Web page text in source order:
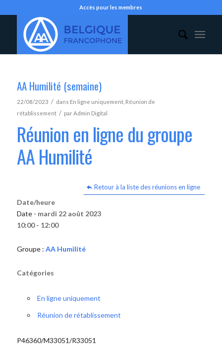
Accès pour les membres
AA Humilité (semaine)
22/08/2023 / dans En ligne uniquement, Réunion de
rétablissement / parAdmin Digital
Réunion en ligne du groupe
AA Humilité
Retour à la liste des réunions en ligne
Date/heure
Date - mardi 22 août 2023
10:00 - 12:00
Groupe : AA Humilité
Catégories
En ligne uniquement
Réunion de rétablissement
P46360/M33051/R33051